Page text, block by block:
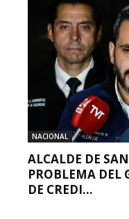
NACIONAL
ALCALDE DE
PROBLEMA DEL
DE CREDI...